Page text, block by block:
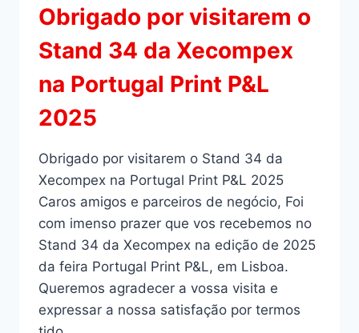
Obrigado por visitarem o
Stand 34 da Xecompex
na Portugal Print P&L
2025
Obrigado por visitarem o Stand 34 da
Xecompex na Portugal Print P&L 2025
Caros amigos e parceiros de negócio, Foi
com imenso prazer que vos recebemos no
Stand 34 da Xecompex na edição de 2025
da feira Portugal Print P&L, em Lisboa.
Queremos agradecer a vossa visita e
expressar a nossa satisfação por termos